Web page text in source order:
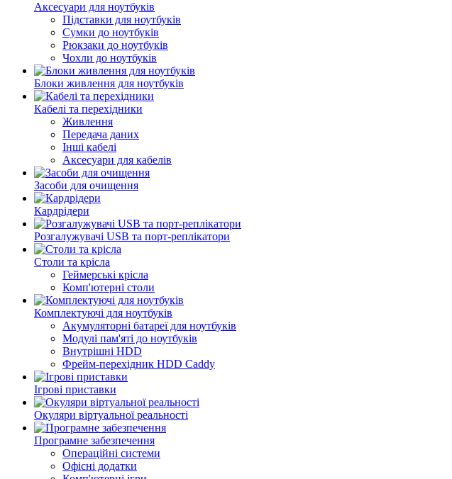
Аксесуари для ноутбуків
Підставки для ноутбуків
Сумки до ноутбуків
Рюкзаки до ноутбуків
Чохли до ноутбуків
Блоки живлення для ноутбуків
Кабелі та перехідники
Живлення
Передача даних
Інші кабелі
Аксесуари для кабелів
Засоби для очищення
Кардрідери
Розгалужувачі USB та порт-реплікатори
Столи та крісла
Геймерські крісла
Комп'ютерні столи
Комплектуючі для ноутбуків
Акумуляторні батареї для ноутбуків
Модулі пам'яті до ноутбуків
Внутрішні HDD
Фрейм-перехідник HDD Caddy
Ігрові приставки
Окуляри віртуальної реальності
Програмне забезпечення
Операційні системи
Офісні додатки